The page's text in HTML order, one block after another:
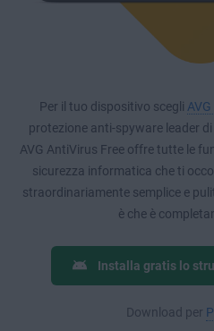
Per il tuo dispositivo scegli
protezione anti-spyware leader
AVG AntiVirus Free offre tutte le
sicurezza informatica che ti
straordinariamente semplice e
è che è
Installa gratis lo
Download per